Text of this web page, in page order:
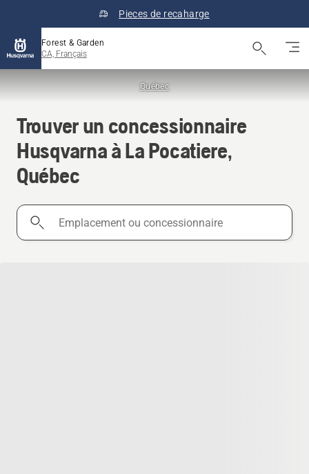
Pieces de recaharge
Forest & Garden
CA, Français
Québec
Trouver un concessionnaire
Husqvarna à La Pocatiere,
Québec
Emplacement